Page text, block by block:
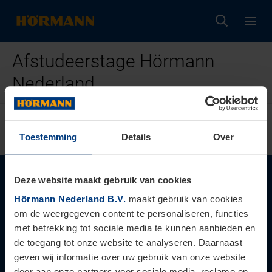
Toestemming Details Over
Deze website maakt gebruik van cookies
Hörmann Nederland B.V. maakt gebruik van cookies
om de weergegeven content te personaliseren, functies
met betrekking tot sociale media te kunnen aanbieden en
de toegang tot onze website te analyseren. Daarnaast
geven wij informatie over uw gebruik van onze website
Afstudeerstage Hörmann
Nederland
TERUG NAARCARRIÈRE
Deze stageplek is vervuld
Bedankt voor je interesse in Hörmann! De vacature
waarop je hebt geklikt is inmiddels vervuld.
Maar goed nieuws: we hebben nog andere leuke
vacatures openstaan. Neem snel een kijkje en